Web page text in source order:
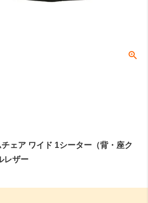
ェア ワイド 1シーター（背・座ク
レザー